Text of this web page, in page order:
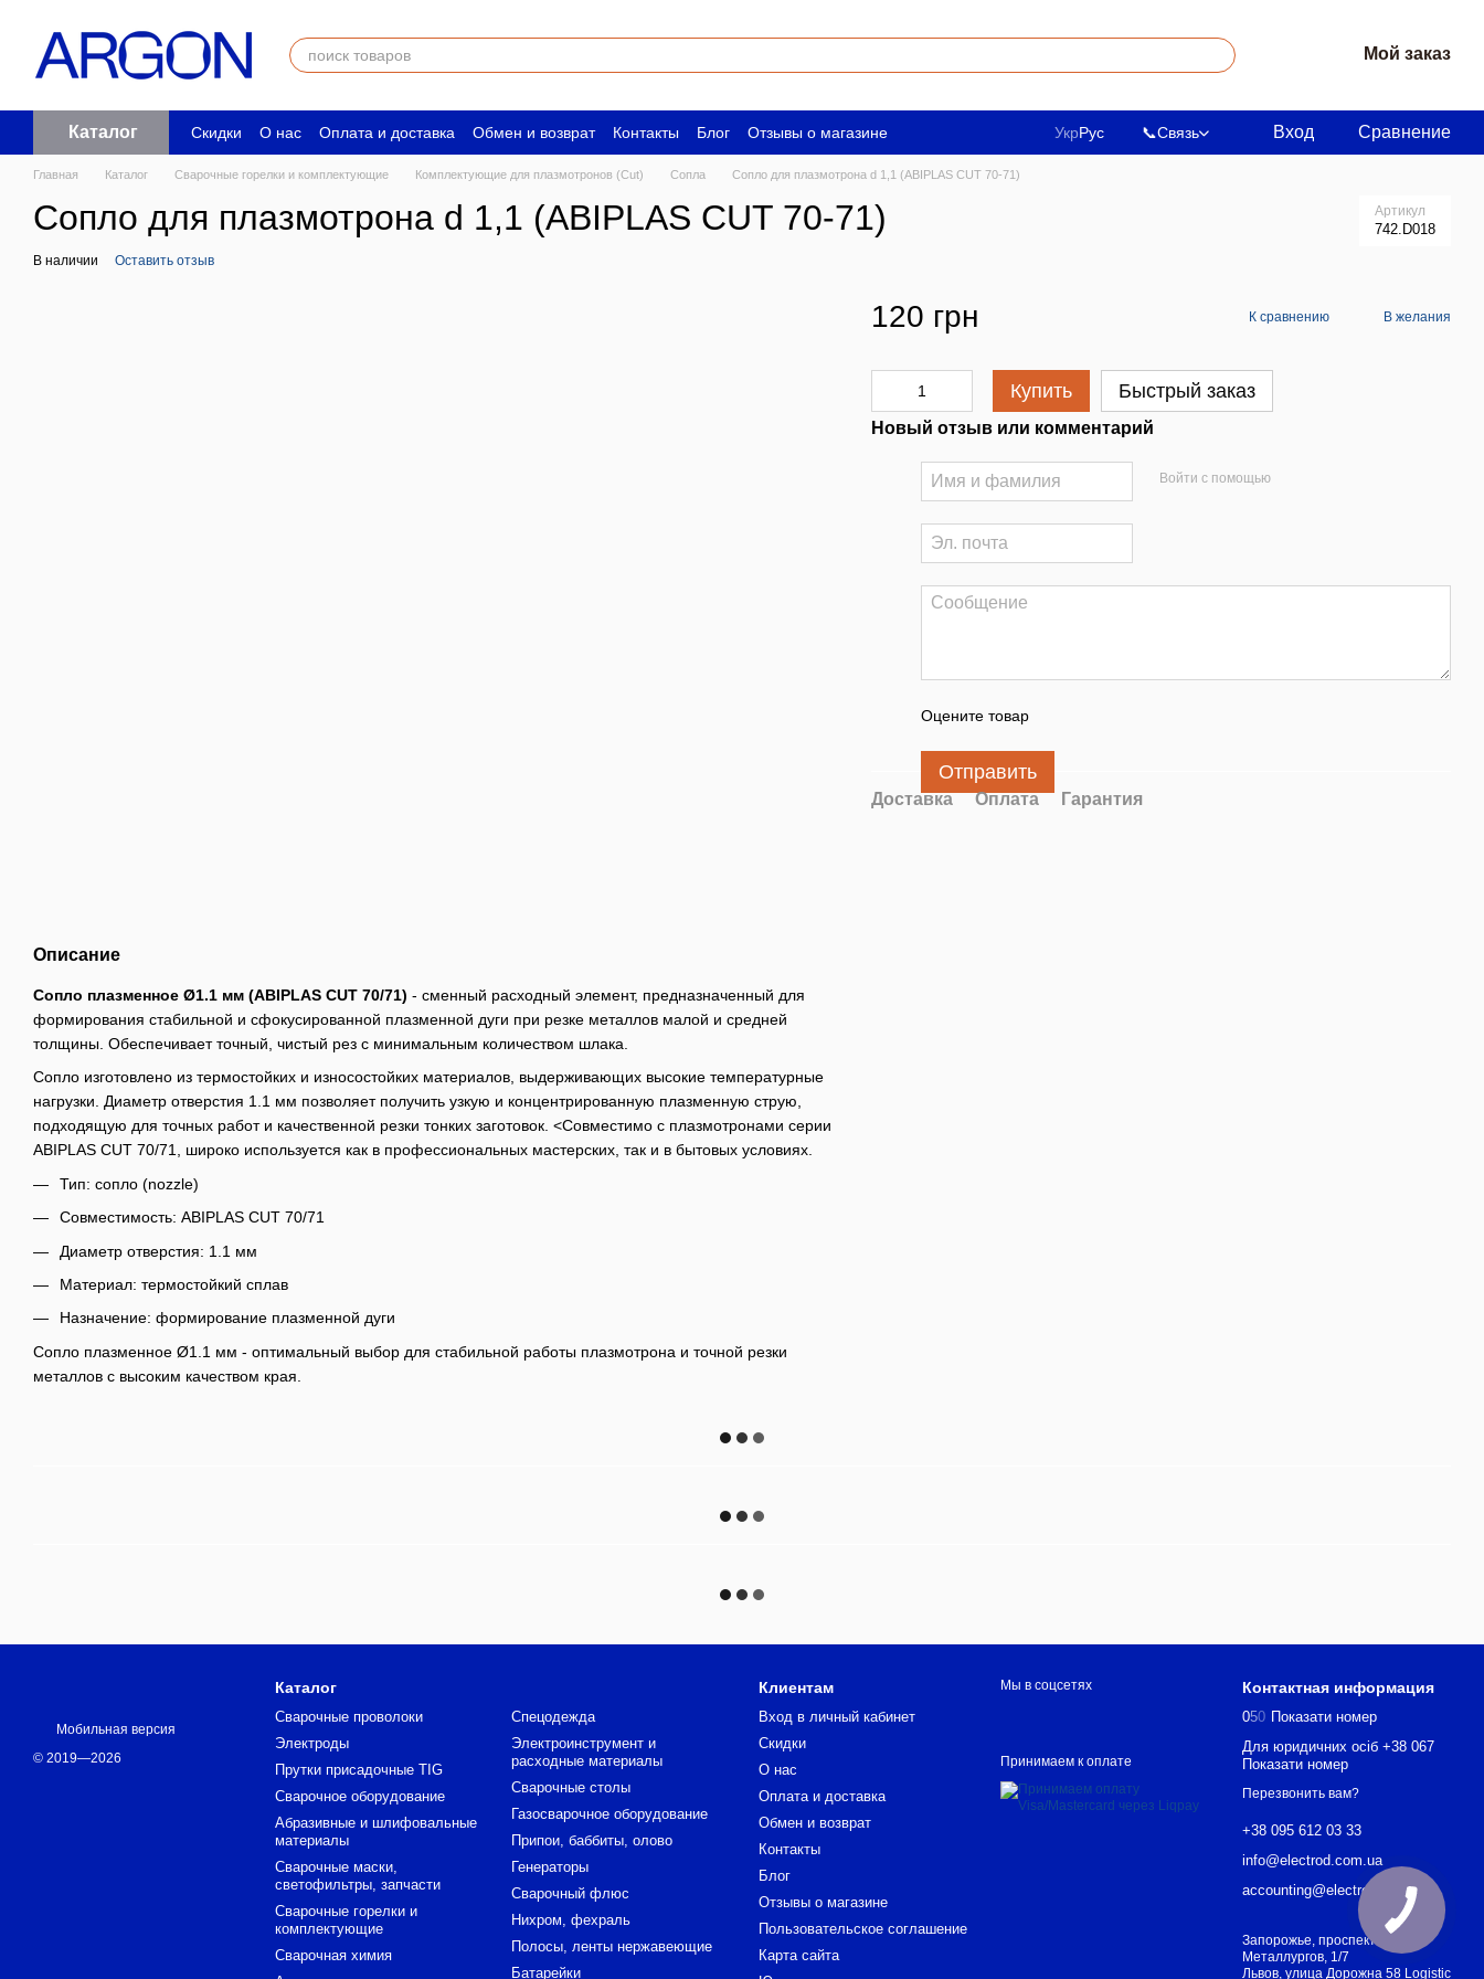
Мой заказ
Каталог Скидки О нас Оплата и доставка Обмен и возврат Контакты Блог
Отзывы о магазине
Пользовательское соглашение
Юридическим лицам Вакансии
УкрРус 📞Связь Вход Сравнение
Главная Каталог Сварочные горелки и комплектующие Комплектующие для плазмотронов (Сut) Сопла Сопло для плазмотрона d 1,1 (ABIPLAS CUT 70-71)
Сопло для плазмотрона d 1,1 (ABIPLAS CUT 70-71) Артикул
742.D018
В наличии Оставить отзыв
Описание
Сопло плазменное Ø1.1 мм (ABIPLAS CUT 70/71) - сменный расходный элемент, предназначенный для
формирования стабильной и сфокусированной плазменной дуги при резке металлов малой и средней
толщины. Обеспечивает точный, чистый рез с минимальным количеством шлака.
Сопло изготовлено из термостойких и износостойких материалов, выдерживающих высокие температурные
нагрузки. Диаметр отверстия 1.1 мм позволяет получить узкую и концентрированную плазменную струю,
подходящую для точных работ и качественной резки тонких заготовок. <Совместимо с плазмотронами серии
ABIPLAS CUT 70/71, широко используется как в профессиональных мастерских, так и в бытовых условиях.
Тип: сопло (nozzle)
Совместимость: ABIPLAS CUT 70/71
Диаметр отверстия: 1.1 мм
Материал: термостойкий сплав
Назначение: формирование плазменной дуги
Сопло плазменное Ø1.1 мм - оптимальный выбор для стабильной работы плазмотрона и точной резки
металлов с высоким качеством края.
120 грн К сравнению В желания
Купить Быстрый заказ
Новый отзыв или комментарий
Войти с помощью
Оцените товар
Отправить
Доставка Оплата Гарантия
Мобильная версия
© 2019—2026
Каталог
Сварочные проволоки
Электроды
Прутки присадочные TIG
Сварочное оборудование
Абразивные и шлифовальные
материалы
Сварочные маски,
светофильтры, запчасти
Сварочные горелки и
комплектующие
Сварочная химия
Спецодежда
Электроинструмент и
расходные материалы
Сварочные столы
Газосварочное оборудование
Припои, баббиты, олово
Генераторы
Сварочный флюс
Нихром, фехраль
Полосы, ленты нержавеющие
Батарейки
Клиентам
Вход в личный кабинет
Скидки
О нас
Оплата и доставка
Обмен и возврат
Контакты
Блог
Отзывы о магазине
Пользовательское соглашение
Карта сайта
Мы в соцсетях
Принимаем к оплате
Контактная информация
050 Показати номер
Для юридичних осіб +38 067
Показати номер
Перезвонить вам?
+38 095 612 03 33
info@electrod.com.ua
accounting@electrod.com.ua
Запорожье, проспект
Металлургов, 1/7
Львов, улица Дорожна 58 Logistic